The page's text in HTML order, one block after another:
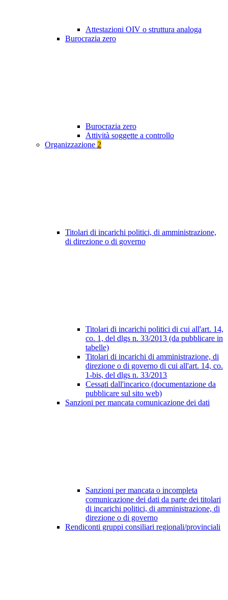
Attestazioni OIV o struttura analoga
Burocrazia zero
Burocrazia zero
Attività soggette a controllo
Organizzazione 2
Titolari di incarichi politici, di amministrazione,
di direzione o di governo
Titolari di incarichi politici di cui all'art. 14,
co. 1, del dlgs n. 33/2013 (da pubblicare in
tabelle)
Titolari di incarichi di amministrazione, di
direzione o di governo di cui all'art. 14, co.
1-bis, del dlgs n. 33/2013
Cessati dall'incarico (documentazione da
pubblicare sul sito web)
Sanzioni per mancata comunicazione dei dati
Sanzioni per mancata o incompleta
comunicazione dei dati da parte dei titolari
di incarichi politici, di amministrazione, di
direzione o di governo
Rendiconti gruppi consiliari regionali/provinciali